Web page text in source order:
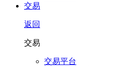
交易
返回
交易
交易平台